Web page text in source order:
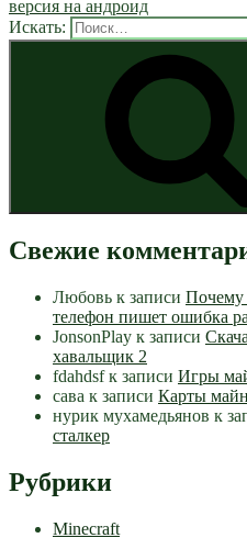
версия на андроид
Искать:
Свежие
Любовь к записи Почему
телефон пишет ошибка
JonsonPlay к записи
хавальщик 2
fdahdsfк записи Игры
сава к записи Карты
нурик мухамедьянов к
сталкер
Рубрики
Minecraft